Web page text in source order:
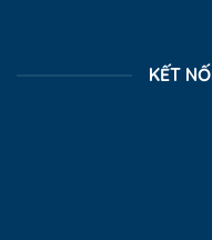
KẾT